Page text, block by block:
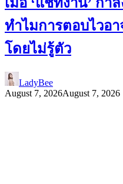
ทำไมการตอบไวอ
โดยไม่รู้ตัว
LadyBee
August 7, 2026August 7, 2026